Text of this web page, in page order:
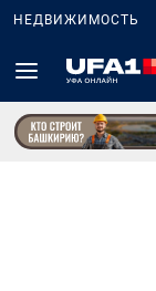
НЕДВИЖИМОСТЬ